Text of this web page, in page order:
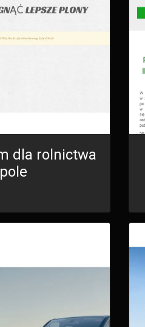
dla rolnictwa